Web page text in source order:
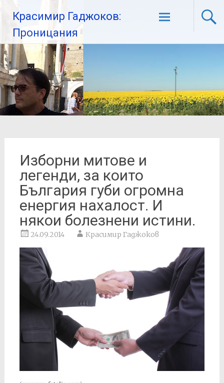
Красимир Гаджоков:
Проницания
Изборни митове и
легенди, за които
България губи огромна
енергия нахалост. И
някои болезнени истини.
24.09.2014 Красимир Гаджоков